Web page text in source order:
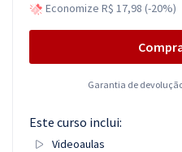
Economize R$ 17,98 (-20%)
Garantia de
Este curso inclui:
Videoaulas